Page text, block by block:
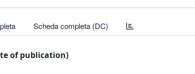
Scheda completa (DC)
of publication)